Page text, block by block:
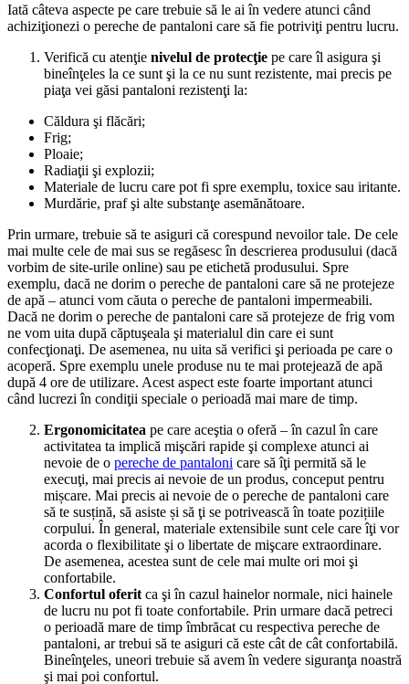
Iată câteva aspecte pe care trebuie să le ai în vedere atunci când
achiziţionezi o pereche de pantaloni care să fie potriviţi pentru lucru.
Verifică cu atenţie nivelul de protecţie pe care îl asigura şi
bineînţeles la ce sunt şi la ce nu sunt rezistente, mai precis pe
piaţa vei găsi pantaloni rezistenţi la:
Căldura şi flăcări;
Frig;
Ploaie;
Radiaţii şi explozii;
Materiale de lucru care pot fi spre exemplu, toxice sau iritante.
Murdărie, praf şi alte substanţe asemănătoare.
Prin urmare, trebuie să te asiguri că corespund nevoilor tale. De cele
mai multe cele de mai sus se regăsesc în descrierea produsului (dacă
vorbim de site-urile online) sau pe etichetă produsului. Spre
exemplu, dacă ne dorim o pereche de pantaloni care să ne protejeze
de apă – atunci vom căuta o pereche de pantaloni impermeabili.
Dacă ne dorim o pereche de pantaloni care să protejeze de frig vom
ne vom uita după căptuşeala şi materialul din care ei sunt
confecţionaţi. De asemenea, nu uita să verifici şi perioada pe care o
acoperă. Spre exemplu unele produse nu te mai protejează de apă
după 4 ore de utilizare. Acest aspect este foarte important atunci
când lucrezi în condiţii speciale o perioadă mai mare de timp.
Ergonomicitatea pe care aceştia o oferă – în cazul în care
activitatea ta implică mişcări rapide şi complexe atunci ai
nevoie de o pereche de pantaloni care să îţi permită să le
execuţi, mai precis ai nevoie de un produs, conceput pentru
mișcare. Mai precis ai nevoie de o pereche de pantaloni care
să te susțină, să asiste și să ţi se potrivească în toate pozițiile
corpului. În general, materiale extensibile sunt cele care îţi vor
acorda o flexibilitate şi o libertate de mişcare extraordinare.
De asemenea, acestea sunt de cele mai multe ori moi şi
confortabile.
Confortul oferit ca şi în cazul hainelor normale, nici hainele
de lucru nu pot fi toate confortabile. Prin urmare dacă petreci
o perioadă mare de timp îmbrăcat cu respectiva pereche de
pantaloni, ar trebui să te asiguri că este cât de cât confortabilă.
Bineînţeles, uneori trebuie să avem în vedere siguranţa noastră
şi mai poi confortul.